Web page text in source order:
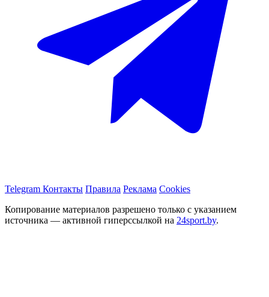
Telegram Контакты Правила Реклама Cookies
Копирование материалов разрешено только с указанием
источника — активной гиперссылкой на 24sport.by.